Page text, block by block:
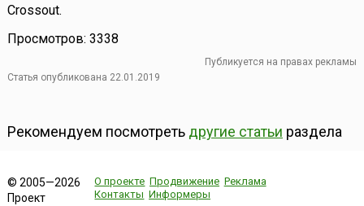
Crossout.
Просмотров: 3338
Публикуется на правах рекламы
Статья опубликована 22.01.2019
Рекомендуем посмотреть другие статьи раздела
© 2005—2026
Проект
О проекте Продвижение Реклама
Контакты Информеры